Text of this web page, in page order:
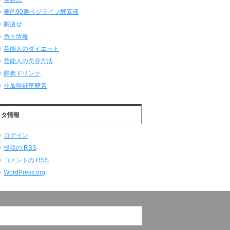
美的90選ベジライフ酵素液
脚痩せ
色々情報
芸能人のダイエット
芸能人の美容方法
酵素ドリンク
非加熱野草酵素
情報
ログイン
投稿の RSS
コメントの RSS
WordPress.org